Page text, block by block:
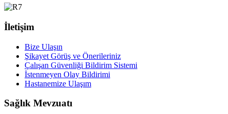
İletişim
Bize Ulaşın
Şikayet Görüş ve Önerileriniz
Çalışan Güvenliği Bildirim Sistemi
İstenmeyen Olay Bildirimi
Hastanemize Ulaşım
Sağlık Mevzuatı